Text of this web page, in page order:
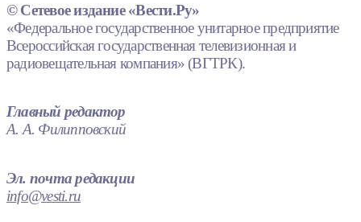
© Сетевое издание «Вести.Ру»
«Федеральное государственное унитарное предприятие
Всероссийская государственная телевизионная и
радиовещательная компания» (ВГТРК).
Главный редактор
А. А. Филипповский
Эл. почта редакции
info@vesti.ru